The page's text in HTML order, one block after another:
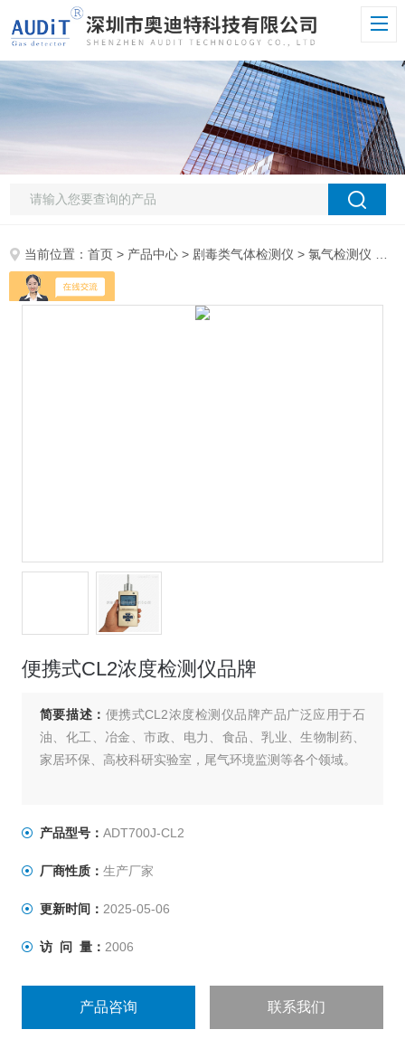
当前位置：首页 > 产品中心 > 剧毒类气体检测仪 >氯气检测仪
便携式CL2浓度检测仪品牌
简要描述： 便携式CL2浓度检测仪品牌产品广泛应用于石
油、化工、冶金、市政、电力、食品、乳业、生物制药、
家居环保、高校科研实验室，尾气环境监测等各个领域。
产品型号： ADT700J-CL2
厂商性质： 生产厂家
更新时间： 2025-05-06
访 问 量： 2006
产品咨询 联系我们